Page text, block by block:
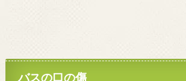
バスの口の傷